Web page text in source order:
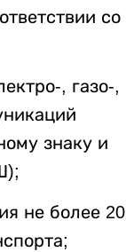
со
, газо-,
знаку и
не более 20